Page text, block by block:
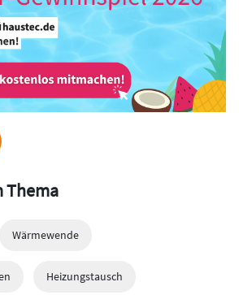
Thema
Wärmewende
Heizungstausch